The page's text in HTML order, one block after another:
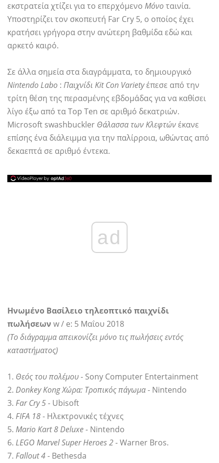
εκστρατεία χτίζει για το επερχόμενο Μόνοταινία.
Υποστηρίζει τον σκοπευτή Far Cry 5, ο οποίος έχει
κρατήσει γρήγορα στην ανώτερη βαθμίδα εδώ και
αρκετό καιρό.
Σε άλλα σημεία στα διαγράμματα, το δημιουργικό
Nintendo Labo : Παιχνίδι Kit Con Varietyέπεσε από την
τρίτη θέση της περασμένης εβδομάδας για να καθίσει
λίγο έξω από τα Top Ten σε αριθμό δεκατριών.
Microsoft swashbuckler Θάλασσα των Κλεφτώνέκανε
επίσης ένα διάλειμμα για την παλίρροια, ωθώντας από
δεκαεπτά σε αριθμό έντεκα.
ad
Ηνωμένο Βασίλειο τηλεοπτικό παιχνίδι
πωλήσεων w / e: 5 Μαΐου 2018
(Το διάγραμμα απεικονίζει μόνο τις πωλήσεις εντός
καταστήματος)
1. Θεός του πολέμου - Sony Computer Entertainment
2. Donkey Kong Χώρα: Τροπικός πάγωμα- Nintendo
3. Far Cry 5- Ubisoft
4. FIFA 18- Ηλεκτρονικές τέχνες
5. Mario Kart 8 Deluxe - Nintendo
6. LEGO Marvel Super Heroes 2 -Warner Bros.
7. Fallout 4- Bethesda